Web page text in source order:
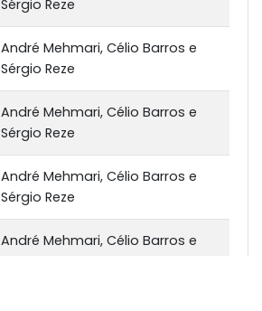
Sérgio Reze
André Mehmari, Célio Barros e
Sérgio Reze
André Mehmari, Célio Barros e
Sérgio Reze
André Mehmari, Célio Barros e
Sérgio Reze
André Mehmari, Célio Barros e